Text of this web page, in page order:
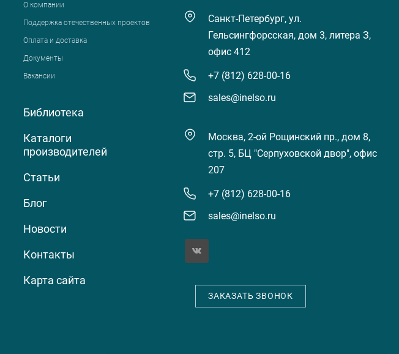
О компании
Поддержка отечественных проектов
Оплата и доставка
Документы
Вакансии
Библиотека
Каталоги
производителей
Статьи
Блог
Новости
Контакты
Карта сайта
Санкт-Петербург, ул.
Гельсингфорсская, дом 3, литера З,
офис 412
+7 (812) 628-00-16
sales@inelso.ru
Москва, 2-ой Рощинский пр., дом 8,
стр. 5, БЦ "Серпуховской двор", офис
207
+7 (812) 628-00-16
sales@inelso.ru
ЗАКАЗАТЬ ЗВОНОК